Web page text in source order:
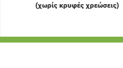
(χωρίς κρυφές χρεώσεις)